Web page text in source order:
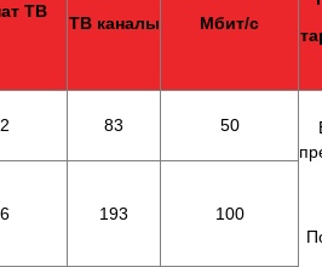
ТВ
ТВ каналы
Мбит/с
83 50
193 100